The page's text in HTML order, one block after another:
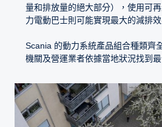
量和排放量的絕大部分），使用可
力電動巴士則可能實現最大的減排效
Scania 的動力系統產品組合種類齊
機關及營運業者依據當地狀況找到